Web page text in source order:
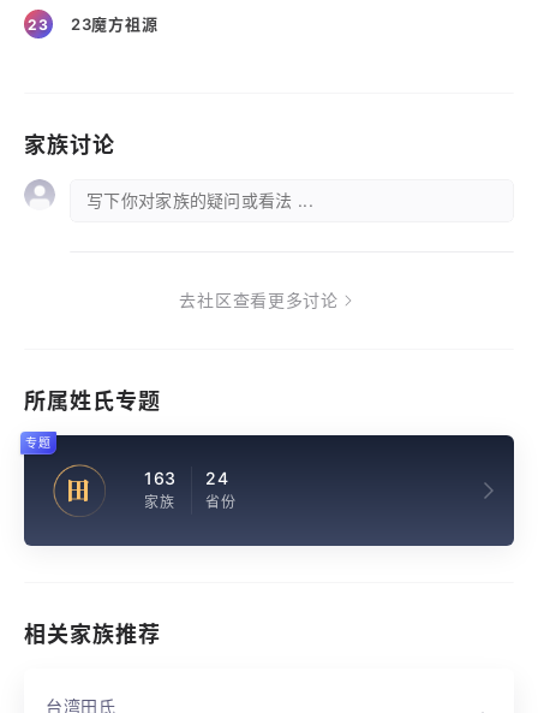
23 23魔方祖源
家族讨论
写下你对家族的疑问或看法 ...
去社区查看更多讨论
所属姓氏专题
田 163
家族
24
省份
专题
相关家族推荐
台湾田氏